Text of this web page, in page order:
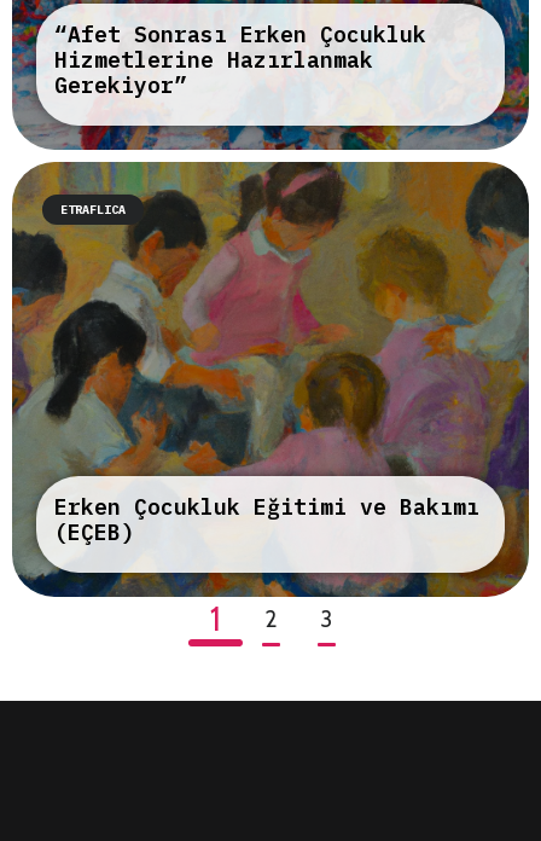
“Afet Sonrası Erken Çocukluk
Hizmetlerine Hazırlanmak
Gerekiyor”
ETRAFLICA
Erken Çocukluk Eğitimi ve Bakımı
(EÇEB)
1 2 3